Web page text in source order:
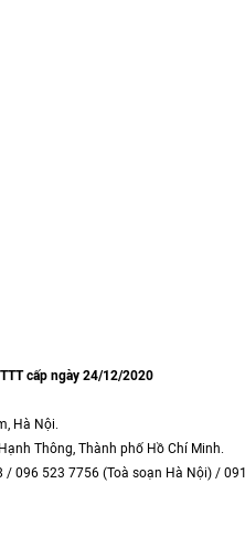
cấp ngày 24/12/2020
Hà Nội.
Thông, Thành phố Hồ Chí Minh.
/ 096 523 7756 (Toà soạn Hà Nội) / 091